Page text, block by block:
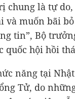
chung là tự
và muốn bãi
tin”, Bộ
quốc hội hồi
năng tại
Tử, do